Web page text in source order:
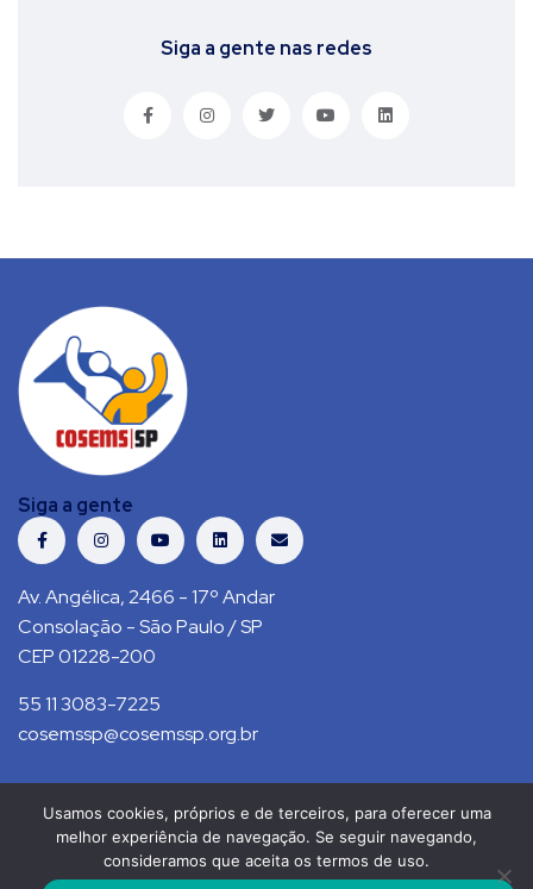
Siga a gente nas redes
Siga a gente
Av. Angélica, 2466 - 17º Andar
Consolação - São Paulo / SP
CEP 01228-200
55 11 3083-7225
cosemssp@cosemssp.org.br
Política de Privacidade Contato
COSEMS/SP © 2021. Todos direitos reservados.
Usamos cookies, próprios e de terceiros, para oferecer uma
melhor experiência de navegação. Se seguir navegando,
consideramos que aceita os termos de uso.